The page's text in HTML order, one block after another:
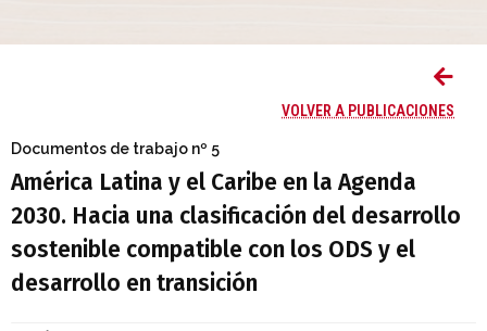
VOLVER A PUBLICACIONES
Documentos de trabajo nº 5
América Latina y el Caribe en la Agenda
2030. Hacia una clasificación del desarrollo
sostenible compatible con los ODS y el
desarrollo en transición